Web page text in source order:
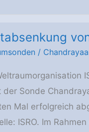
/
Sonde
Mal erfolgreich
ISRO. Im